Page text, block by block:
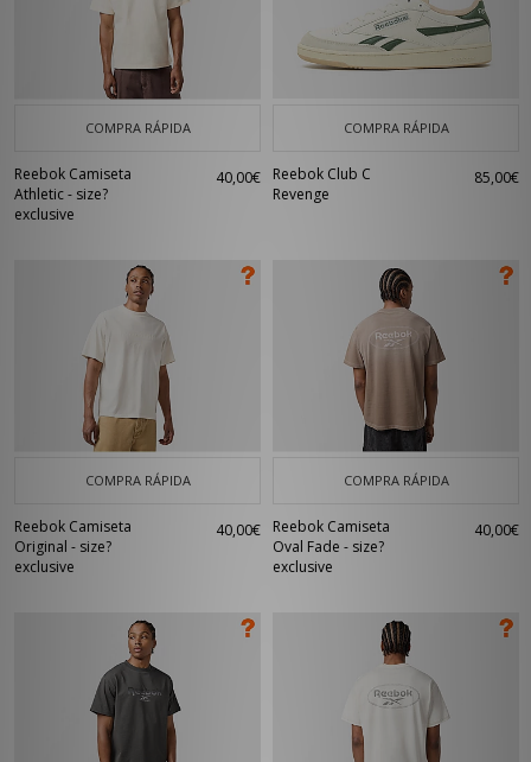
COMPRA RÁPIDA
Reebok Camiseta
Athletic - size?
exclusive
40,00€
COMPRA RÁPIDA
Reebok Club C
Revenge
85,00€
COMPRA RÁPIDA
Reebok Camiseta
Original - size?
exclusive
40,00€
COMPRA RÁPIDA
Reebok Camiseta
Oval Fade - size?
exclusive
40,00€